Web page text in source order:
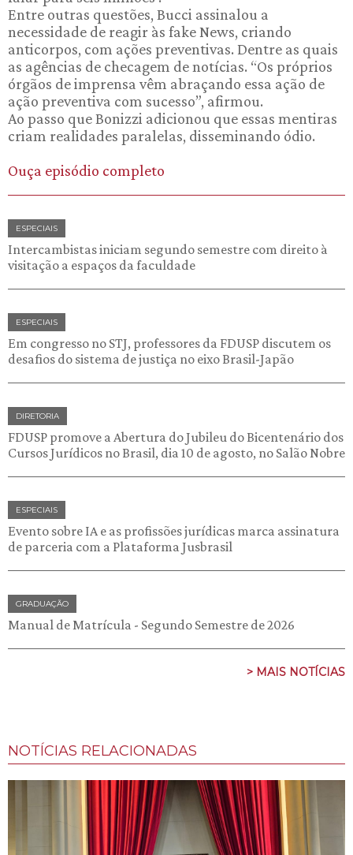
Entre outras questões, Bucci assinalou a
necessidade de reagir às fake News, criando
anticorpos, com ações preventivas. Dentre as quais
as agências de checagem de notícias. “Os próprios
órgãos de imprensa vêm abraçando essa ação de
ação preventiva com sucesso”, afirmou.
Ao passo que Bonizzi adicionou que essas mentiras
criam realidades paralelas, disseminando ódio.
Ouça episódio completo
ESPECIAIS
Intercambistas iniciam segundo semestre com direito à
visitação a espaços da faculdade
ESPECIAIS
Em congresso no STJ, professores da FDUSP discutem os
desafios do sistema de justiça no eixo Brasil-Japão
DIRETORIA
FDUSP promove a Abertura do Jubileu do Bicentenário dos
Cursos Jurídicos no Brasil, dia 10 de agosto, no Salão Nobre
ESPECIAIS
Evento sobre IA e as profissões jurídicas marca assinatura
de parceria com a Plataforma Jusbrasil
GRADUAÇÃO
Manual de Matrícula - Segundo Semestre de 2026
> MAIS NOTÍCIAS
NOTÍCIAS RELACIONADAS